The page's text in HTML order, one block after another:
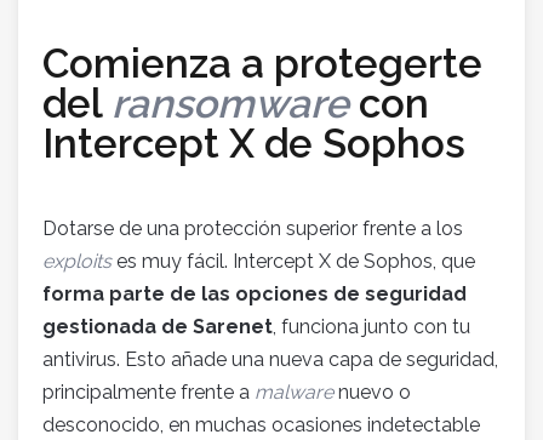
Comienza a protegerte
del ransomwarecon
Intercept X de Sophos
Dotarse de una protección superior frente a los
exploitses muy fácil. Intercept X de Sophos, que
forma parte de las opciones de seguridad
gestionada de Sarenet, funciona junto con tu
antivirus. Esto añade una nueva capa de seguridad,
principalmente frente a malwarenuevo o
desconocido, en muchas ocasiones indetectable